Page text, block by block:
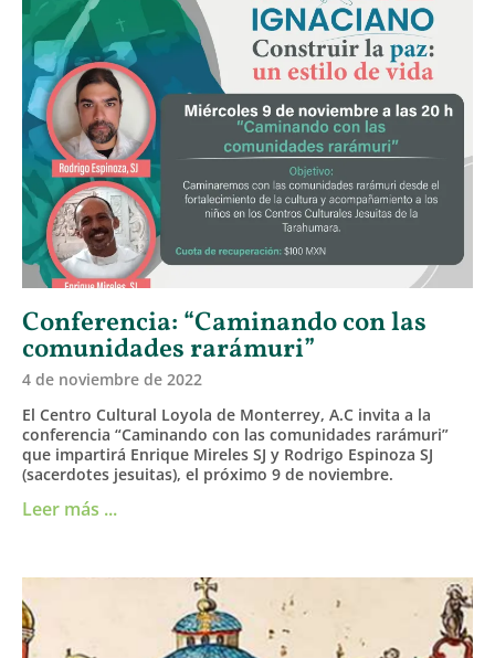
Conferencia: “Caminando con las
comunidades rarámuri”
4 de noviembre de 2022
El Centro Cultural Loyola de Monterrey, A.C invita a la
conferencia “Caminando con las comunidades rarámuri”
que impartirá Enrique Mireles SJ y Rodrigo Espinoza SJ
(sacerdotes jesuitas), el próximo 9 de noviembre.
Leer más ...